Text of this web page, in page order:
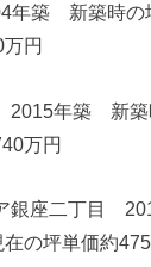
年築 新築時の
円
2015年築 新築
万円
ア銀座二丁目
の坪単価約